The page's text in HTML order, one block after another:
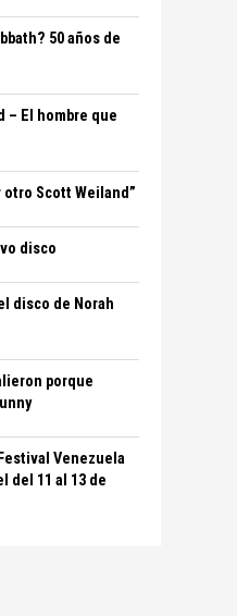
50 años de
– El hombre que
otro Scott Weiland”
disco
disco de Norah
porque
Venezuela
del 11 al 13 de